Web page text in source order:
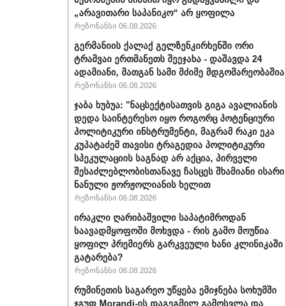
„არავითარი საპანიკო“ არ ყოფილა
რეზონანსი 06.08.2026
გერმანიის ქალაქ გელზენკირხენში ორი
ტრამვაი ერთმანეთს შეეჯახა - დაშავდა 24
ადამიანი, მათგან სამი მძიმე მდგომარეობაშია
რეზონანსი 06.08.2026
ჯაბა ხუბუა: "ნაცსექტისათვის გიგა ავალიანის
დედა საინტერესო იყო როგორც პოტენციური
პოლიტიკური ინსტრუმენტი, მაგრამ რაკი ეკა
კუპატაძემ თავისი ტრაგედია პოლიტიკური
სპეკულაციის საგნად არ აქცია, პირველი
შესაძლებლობისთანავე ჩასცეს შხამიანი ისარი
ნანული ჟორჟოლიანის ხელით
რეზონანსი 06.08.2026
ირაკლი ღარიბაშვილი საპატიმროდან
საავადმყოფოში მოხვდა - რის გამო მოუწია
ყოფილ პრემიერს გარკვეული ხანი კლინიკაში
გატარება?
რეზონანსი 06.08.2026
რუმინეთის საგარეო უწყება ემიჯნება სოხუმში
ჯგუფ Morandi-ის დაგეგმილ გამოსვლა და